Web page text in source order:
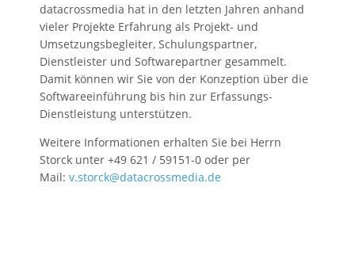
datacrossmedia hat in den letzten Jahren anhand
vieler Projekte Erfahrung als Projekt- und
Umsetzungsbegleiter, Schulungspartner,
Dienstleister und Softwarepartner gesammelt.
Damit können wir Sie von der Konzeption über die
Softwareeinführung bis hin zur Erfassungs-
Dienstleistung unterstützen.
Weitere Informationen erhalten Sie bei Herrn
Storck unter +49 621 / 59151-0 oder per
Mail: v.storck@datacrossmedia.de